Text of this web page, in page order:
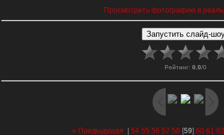
Просмотреть фотографию в
Рейтинг: 0.0/0
« Предыдущая 54 55 56 57 58 [59] 60 61 62